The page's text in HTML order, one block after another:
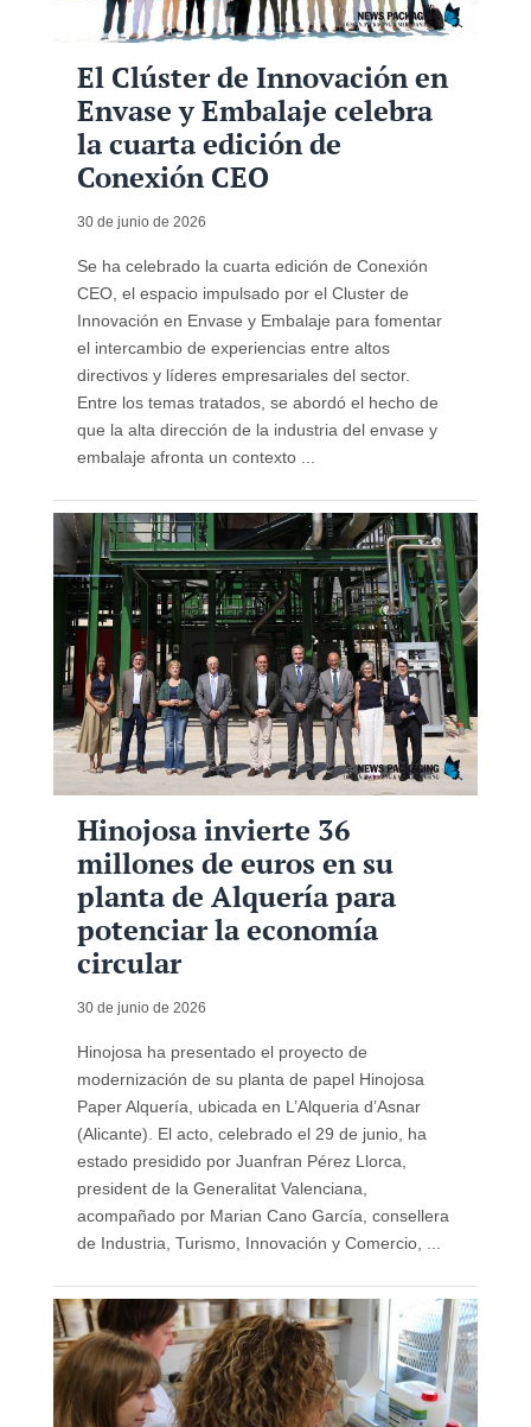
El Clúster de Innovación en
Envase y Embalaje celebra
la cuarta edición de
Conexión CEO
30 de junio de 2026
Se ha celebrado la cuarta edición de Conexión
CEO, el espacio impulsado por el Cluster de
Innovación en Envase y Embalaje para fomentar
el intercambio de experiencias entre altos
directivos y líderes empresariales del sector.
Entre los temas tratados, se abordó el hecho de
que la alta dirección de la industria del envase y
embalaje afronta un contexto ...
Hinojosa invierte 36
millones de euros en su
planta de Alquería para
potenciar la economía
circular
30 de junio de 2026
Hinojosa ha presentado el proyecto de
modernización de su planta de papel Hinojosa
Paper Alquería, ubicada en L’Alqueria d’Asnar
(Alicante). El acto, celebrado el 29 de junio, ha
estado presidido por Juanfran Pérez Llorca,
president de la Generalitat Valenciana,
acompañado por Marian Cano García, consellera
de Industria, Turismo, Innovación y Comercio, ...